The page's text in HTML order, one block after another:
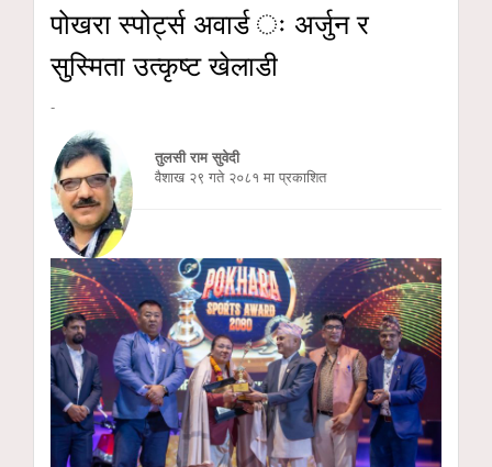
पोखरा स्पोर्ट्स अवार्ड ः अर्जुन र
सुस्मिता उत्कृष्ट खेलाडी
-
तुलसी राम सुवेदी
वैशाख २९ गते २०८१ मा प्रकाशित